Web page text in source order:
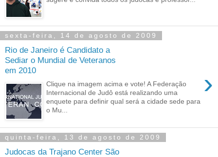
sexta-feira, 14 de agosto de 2009
Rio de Janeiro é Candidato a
Sediar o Mundial de Veteranos
em 2010
›
Clique na imagem acima e vote! A Federação
Internacional de Judô está realizando uma
enquete para definir qual será a cidade sede para
o Mu...
quinta-feira, 13 de agosto de 2009
Judocas da Trajano Center São